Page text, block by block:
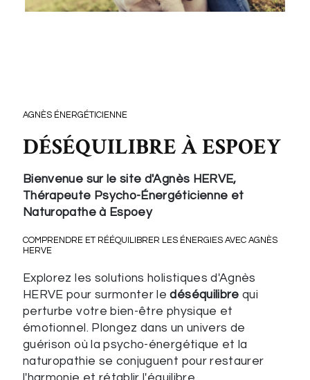
AGNÈS ÉNERGÉTICIENNE
DÉSÉQUILIBRE À ESPOEY
Bienvenue sur le site d'Agnès HERVE,
Thérapeute Psycho-Énergéticienne et
Naturopathe à Espoey
COMPRENDRE ET RÉÉQUILIBRER LES ÉNERGIES AVEC AGNÈS
HERVE
Explorez les solutions holistiques d'Agnès
HERVE pour surmonter ledéséquilibre qui
perturbe votre bien-être physique et
émotionnel. Plongez dans un univers de
guérison où la psycho-énergétique et la
naturopathie se conjuguent pour restaurer